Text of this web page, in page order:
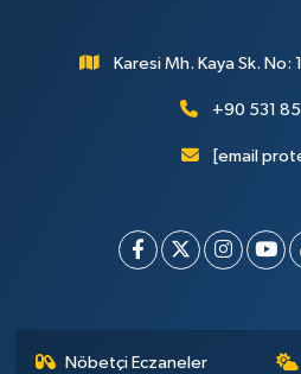
Karesi Mh. Kaya Sk. No:
+90 531
[email
Nöbetçi Eczaneler